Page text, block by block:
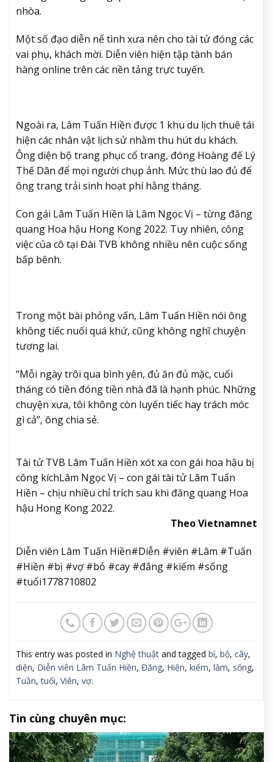
nhòa.
Một số đạo diễn nể tình xưa nên cho tài tử đóng các
vai phụ, khách mời. Diễn viên hiện tập tành bán
hàng online trên các nền tảng trực tuyến.
Ngoài ra, Lâm Tuấn Hiền được 1 khu du lịch thuê tái
hiện các nhân vật lịch sử nhằm thu hút du khách.
Ông diện bộ trang phục cổ trang, đóng Hoàng đế Lý
Thế Dân để mọi người chụp ảnh. Mức thù lao đủ để
ông trang trải sinh hoạt phí hằng tháng.
Con gái Lâm Tuấn Hiền là Lâm Ngọc Vị – từng đăng
quang Hoa hậu Hong Kong 2022. Tuy nhiên, công
việc của cô tại Đài TVB không nhiều nên cuộc sống
bấp bênh.
Trong một bài phỏng vấn, Lâm Tuấn Hiền nói ông
không tiếc nuối quá khứ, cũng không nghĩ chuyện
tương lai.
“Mỗi ngày trôi qua bình yên, đủ ăn đủ mặc, cuối
tháng có tiền đóng tiền nhà đã là hạnh phúc. Những
chuyện xưa, tôi không còn luyến tiếc hay trách móc
gì cả”, ông chia sẻ.
Tài tử TVB Lâm Tuấn Hiền xót xa con gái hoa hậu bị
công kíchLâm Ngọc Vị – con gái tài tử Lâm Tuấn
Hiền – chịu nhiều chỉ trích sau khi đăng quang Hoa
hậu Hong Kong 2022.
Theo Vietnamnet
Diễn viên Lâm Tuấn Hiền#Diễn #viên #Lâm #Tuấn
#Hiền #bị #vợ #bỏ #cay #đắng #kiếm #sống
#tuổi1778710802
This entry was posted in Nghệ thuật and tagged bí, bộ, cây,
diện, Diễn viên Lâm Tuấn Hiền, Đăng, Hiện, kiếm, làm, sống,
Tuần,tuổi, Viên, vợ.
Tin cùng chuyên mục: